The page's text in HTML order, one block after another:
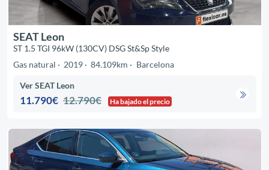
SEAT Leon
ST 1.5 TGI 96kW (130CV) DSG St&Sp Style
Gas natural
2019 84.109km Barcelona
Ver SEAT Leon
11.790€ 12.790€ Ha bajado el precio